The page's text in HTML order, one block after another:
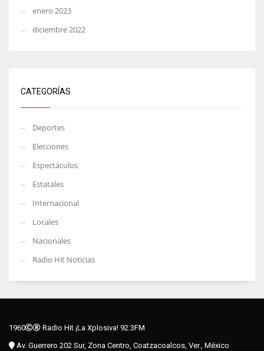
enero 2023
diciembre 2022
CATEGORÍAS
Deportes
Elecciones
Espectáculos
Estatales
Internacional
Locales
Nacionales
Radio Hit Noticias
1960
Radio Hit ¡La Xplosiva! 92.3FM
Av. Guerrero 202 Sur, Zona Centro, Coatzacoalcos, Ver., México